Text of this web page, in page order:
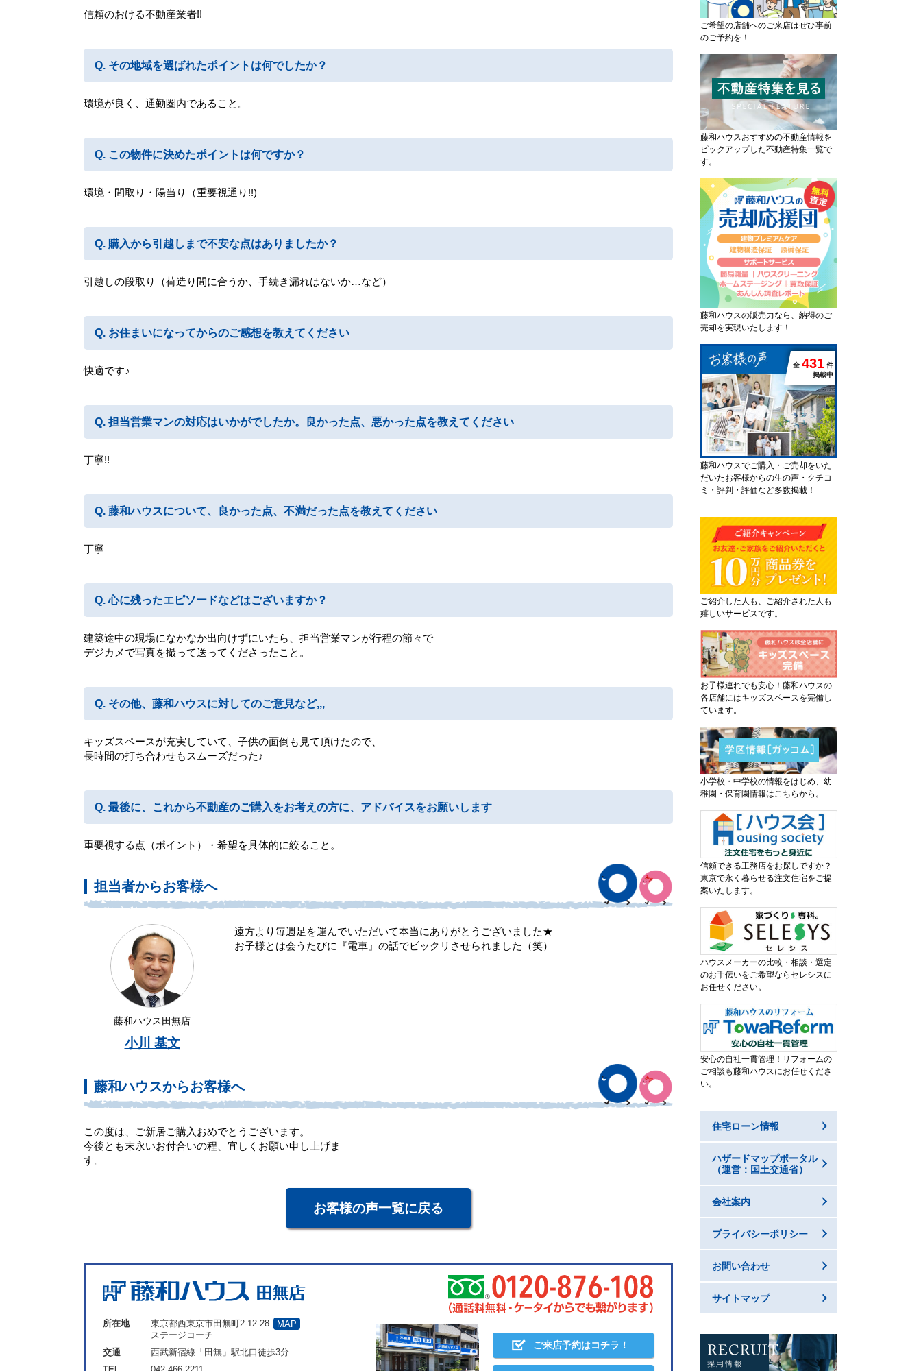
信頼のおける不動産業者!!
その地域を選ばれたポイントは何でしたか？
環境が良く、通勤圏内であること。
この物件に決めたポイントは何ですか？
環境・間取り・陽当り（重要視通り!!)
購入から引越しまで不安な点はありましたか？
引越しの段取り（荷造り間に合うか、手続き漏れはないか…など）
お住まいになってからのご感想を教えてください
快適です♪
担当営業マンの対応はいかがでしたか。良かった点、悪かった点を教えてください
丁寧!!
藤和ハウスについて、良かった点、不満だった点を教えてください
丁寧
心に残ったエピソードなどはございますか？
建築途中の現場になかなか出向けずにいたら、担当営業マンが行程の節々で
デジカメで写真を撮って送ってくださったこと。
その他、藤和ハウスに対してのご意見など,,,
キッズスペースが充実していて、子供の面倒も見て頂けたので、
長時間の打ち合わせもスムーズだった♪
最後に、これから不動産のご購入をお考えの方に、アドバイスをお願いします
重要視する点（ポイント）・希望を具体的に絞ること。
担当者からお客様へ
藤和ハウス田無店
小川 基文
遠方より毎週足を運んでいただいて本当にありがとうございました★
お子様とは会うたびに『電車』の話でビックリさせられました（笑）
藤和ハウスからお客様へ
この度は、ご新居ご購入おめでとうございます。
今後とも末永いお付合いの程、宜しくお願い申し上げま
す。
お客様の声一覧に戻る
所在地
東京都西東京市田無町2-12-28
ステージコーチ
MAP
交通
西武新宿線「田無」駅北口徒歩3分
ご来店予約はコチラ！
ご希望の店舗へのご来店はぜひ事前
のご予約を！
藤和ハウスおすすめの不動産情報を
ピックアップした不動産特集一覧で
す。
藤和ハウスの販売力なら、納得のご
売却を実現いたします！
全 431 件
掲載中
藤和ハウスでご購入・ご売却をいた
だいたお客様からの生の声・クチコ
ミ・評判・評価など多数掲載！
ご紹介した人も、ご紹介された人も
嬉しいサービスです。
お子様連れでも安心！藤和ハウスの
各店舗にはキッズスペースを完備し
ています。
小学校・中学校の情報をはじめ、幼
稚園・保育園情報はこちらから。
信頼できる工務店をお探しですか？
東京で永く暮らせる注文住宅をご提
案いたします。
ハウスメーカーの比較・相談・選定
のお手伝いをご希望ならセレシスに
お任せください。
安心の自社一貫管理！リフォームの
ご相談も藤和ハウスにお任せくださ
い。
住宅ローン情報
ハザードマップポータル
（運営：国土交通省）
会社案内
プライバシーポリシー
お問い合わせ
サイトマップ